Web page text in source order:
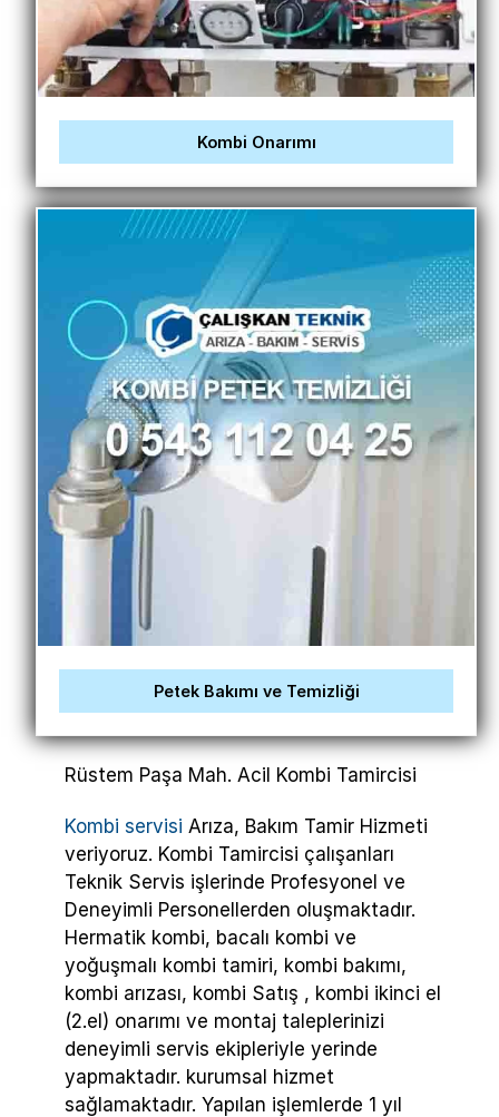
Kombi Onarımı
Petek Bakımı ve Temizliği
Rüstem Paşa Mah. Acil Kombi Tamircisi
Kombi servisi Arıza, Bakım Tamir Hizmeti
veriyoruz. Kombi Tamircisi çalışanları
Teknik Servis işlerinde Profesyonel ve
Deneyimli Personellerden oluşmaktadır.
Hermatik kombi, bacalı kombi ve
yoğuşmalı kombi tamiri, kombi bakımı,
kombi arızası, kombi Satış , kombi ikinci el
(2.el) onarımı ve montaj taleplerinizi
deneyimli servis ekipleriyle yerinde
yapmaktadır. kurumsal hizmet
sağlamaktadır. Yapılan işlemlerde 1 yıl